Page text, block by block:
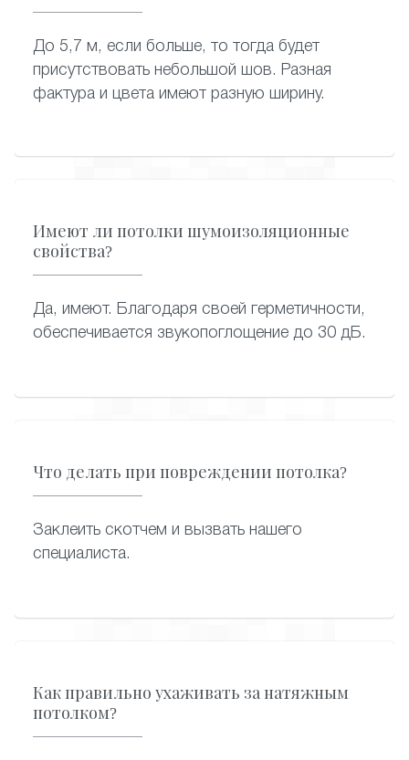
До 5,7 м, если больше, то тогда будет
присутствовать небольшой шов. Разная
фактура и цвета имеют разную ширину.
Имеют ли потолки шумоизоляционные
свойства?
Да, имеют. Благодаря своей герметичности,
обеспечивается звукопоглощение до 30 дБ.
Что делать при повреждении потолка?
Заклеить скотчем и вызвать нашего
специалиста.
Как правильно ухаживать за натяжным
потолком?